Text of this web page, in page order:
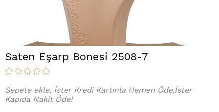
Saten Eşarp Bonesi 2508-7
Sepete ekle, İster Kredi Kartınla Hemen Öde,İster
Kapıda Nakit Öde!